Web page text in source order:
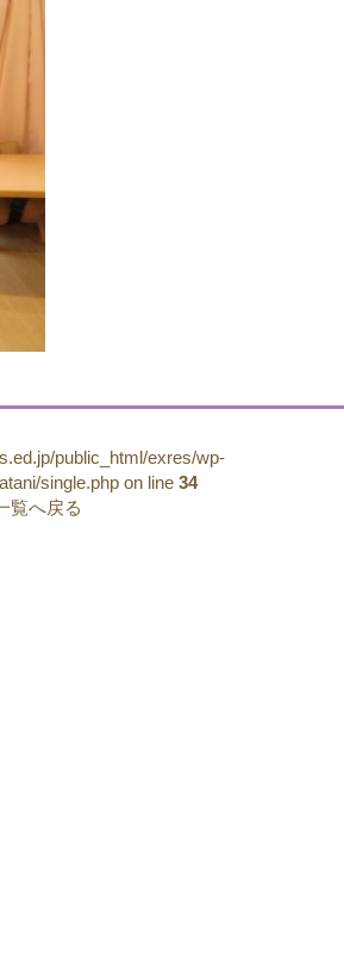
public_html/exres/wp-
single.php on line 34
覧へ戻る